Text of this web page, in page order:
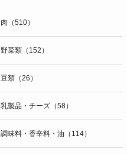
肉（510）
野菜類（152）
豆類（26）
乳製品・チーズ（58）
調味料・香辛料・油（114）